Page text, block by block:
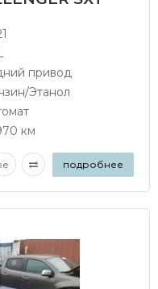
привод
Этанол
км
подробнее